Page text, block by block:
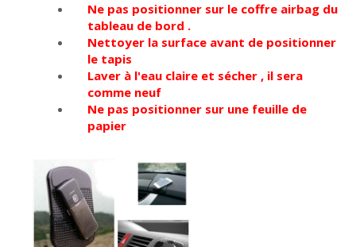
Ne pas positionner sur le coffre airbag du
tableau de bord .
Nettoyer la surface avant de positionner
le tapis
Laver à l'eau claire et sécher , il sera
comme neuf
Ne pas positionner sur une feuille de
papier